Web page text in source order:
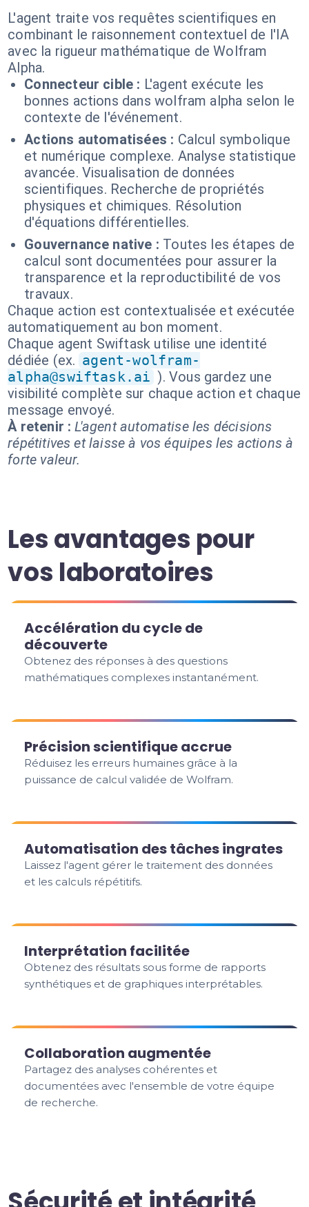
L'agent traite vos requêtes scientifiques en
combinant le raisonnement contextuel de l'IA
avec la rigueur mathématique de Wolfram
Alpha.
Connecteur cible : L'agent exécute les
bonnes actions dans wolfram alpha selon le
contexte de l'événement.
Actions automatisées : Calcul symbolique
et numérique complexe. Analyse statistique
avancée. Visualisation de données
scientifiques. Recherche de propriétés
physiques et chimiques. Résolution
d'équations différentielles.
Gouvernance native : Toutes les étapes de
calcul sont documentées pour assurer la
transparence et la reproductibilité de vos
travaux.
Chaque action est contextualisée et exécutée
automatiquement au bon moment.
Chaque agent Swiftask utilise une identité
dédiée (ex. agent-wolfram-
alpha@swiftask.ai ). Vous gardez une
visibilité complète sur chaque action et chaque
message envoyé.
À retenir : L'agent automatise les décisions
répétitives et laisse à vos équipes les actions à
forte valeur.
Les avantages pour
vos laboratoires
Accélération du cycle de
découverte
Obtenez des réponses à des questions
mathématiques complexes instantanément.
Précision scientifique accrue
Réduisez les erreurs humaines grâce à la
puissance de calcul validée de Wolfram.
Automatisation des tâches ingrates
Laissez l'agent gérer le traitement des données
et les calculs répétitifs.
Interprétation facilitée
Obtenez des résultats sous forme de rapports
synthétiques et de graphiques interprétables.
Collaboration augmentée
Partagez des analyses cohérentes et
documentées avec l'ensemble de votre équipe
de recherche.